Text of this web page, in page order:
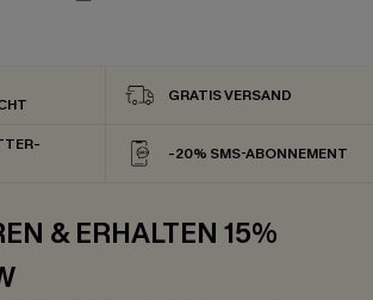
GRATIS VERSAND
-20% SMS-ABONNEMENT
& ERHALTEN 15%